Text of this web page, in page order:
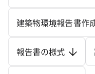
建築物環境報告書作
報告書の様式